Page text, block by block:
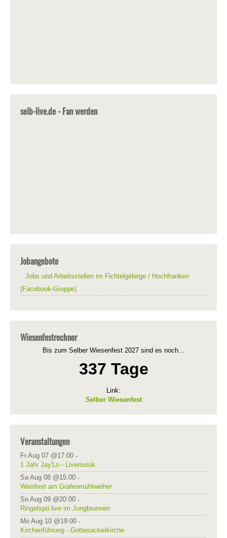
selb-live.de - Fan werden
Jobangebote
Jobs und Arbeitsstellen im Fichtelgebirge / Hochfranken
(Facebook-Gruppe)
Wiesenfestrechner
Bis zum Selber Wiesenfest 2027 sind es noch...
337 Tage
Link:
Selber Wiesenfest
Veranstaltungen
Fr Aug 07 @17:00 -
1 Jahr Jay'Lo - Livemusik
Sa Aug 08 @15:00 -
Weinfest am Grafenmühlweiher
So Aug 09 @20:00 -
Ringelspü live im Jungbrunnen
Mo Aug 10 @19:00 -
Kirchenführung - Gottesackerkirche